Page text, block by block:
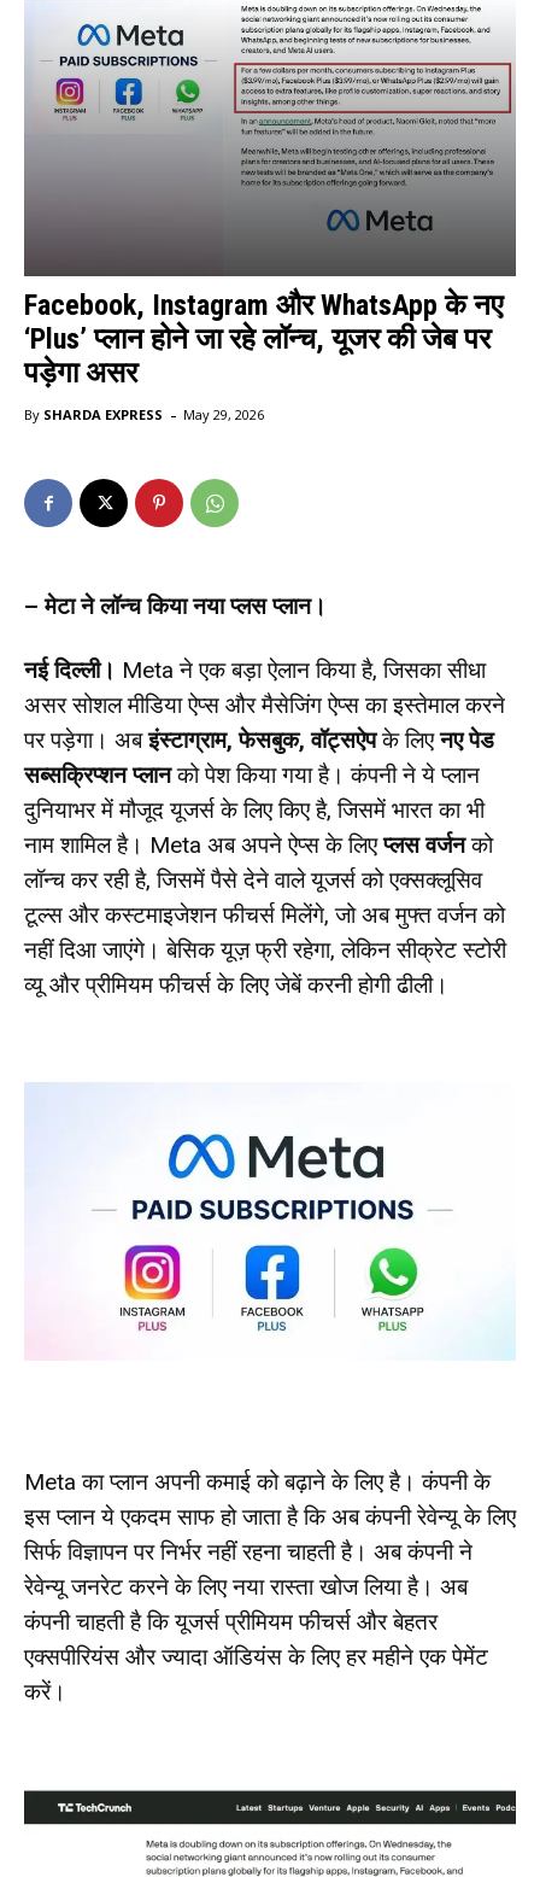
Facebook, Instagram और WhatsApp के नए
‘Plus’ प्लान होने जा रहे लॉन्च, यूजर की जेब पर
पड़ेगा असर
By SHARDA EXPRESS - May 29, 2026
– मेटा ने लॉन्च किया नया प्लस प्लान।
नई दिल्ली। Meta ने एक बड़ा ऐलान किया है, जिसका सीधा
असर सोशल मीडिया ऐप्स और मैसेजिंग ऐप्स का इस्तेमाल करने
पर पड़ेगा। अबइंस्टाग्राम, फेसबुक, वॉट्सऐपके लिएनए पेड
सब्सक्रिप्शन प्लानको पेश किया गया है। कंपनी ने ये प्लान
दुनियाभर में मौजूद यूजर्स के लिए किए है, जिसमें भारत का भी
नाम शामिल है। Meta अब अपने ऐप्स के लिएप्लस वर्जनको
लॉन्च कर रही है, जिसमें पैसे देने वाले यूजर्स को एक्सक्लूसिव
टूल्स और कस्टमाइजेशन फीचर्स मिलेंगे, जो अब मुफ्त वर्जन को
नहीं दिआ जाएंगे। बेसिक यूज़ फ्री रहेगा, लेकिन सीक्रेट स्टोरी
व्यू और प्रीमियम फीचर्स के लिए जेबें करनी होगी ढीली।
Meta का प्लान अपनी कमाई को बढ़ाने के लिए है। कंपनी के
इस प्लान ये एकदम साफ हो जाता है कि अब कंपनी रेवेन्यू के लिए
सिर्फ विज्ञापन पर निर्भर नहीं रहना चाहती है। अब कंपनी ने
रेवेन्यू जनरेट करने के लिए नया रास्ता खोज लिया है। अब
कंपनी चाहती है कि यूजर्स प्रीमियम फीचर्स और बेहतर
एक्सपीरियंस और ज्यादा ऑडियंस के लिए हर महीने एक पेमेंट
करें।